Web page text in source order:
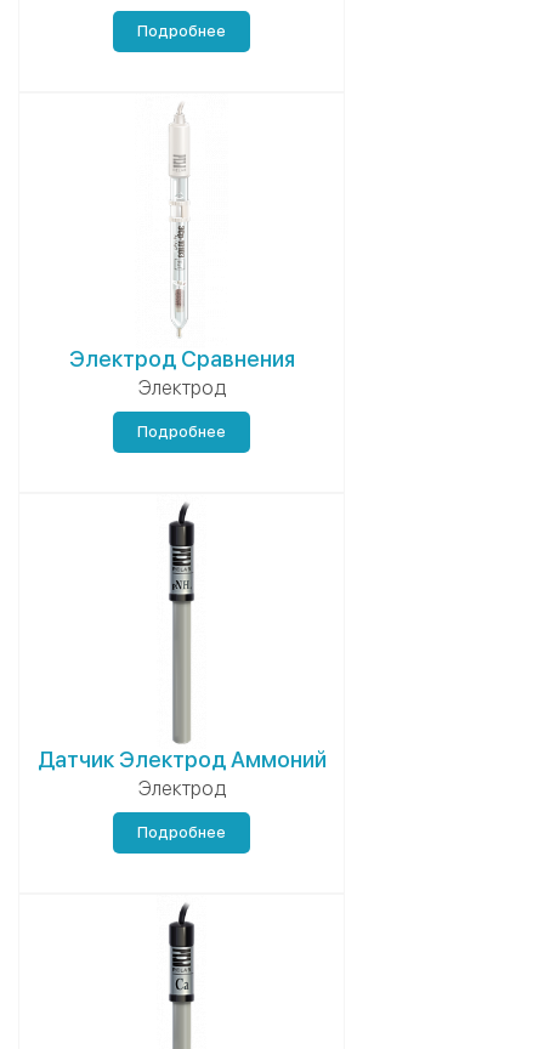
Подробнее
Электрод Сравнения
Электрод
Подробнее
Датчик Электрод Аммоний
Электрод
Подробнее